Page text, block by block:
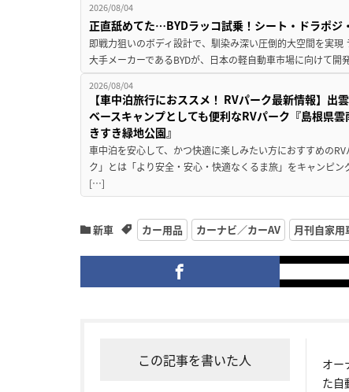
2026/08/04
正直舐めてた…BYDラッコ試乗！シート・ドラポジ
即戦力狙いのボディ設計で、馴染み深い圧倒的大空間を実現
大手メーカーであるBYDが、日本の軽自動車市場に向けて
2026/08/04
【車中泊旅行におススメ！ RVパーク最新情報】
ベースキャンプとしても便利なRVパーク『島根県
きすき緑地公園』
車中泊を安心して、かつ快適に楽しみたい方におすすめの
ク」とは「より安全・安心・快適なくるま旅」をキャンピ
[…]
新車 カー用品 カーナビ／カーAV 月刊自家用
この記事を書いた人
オー
た自